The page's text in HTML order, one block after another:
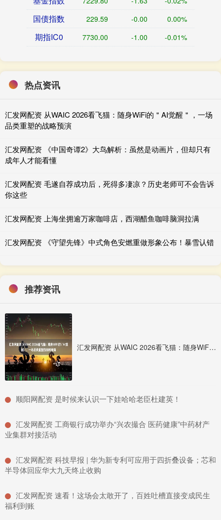
国债指数 229.59 -0.00 0.00%
期指IC0 7730.00 -1.00 -0.01%
热点资讯
汇发网配资 从WAIC 2026看飞猫：随身WiFi的＂AI觉醒＂，一场
品类重塑的战略预演
汇发网配资 《中国奇谭2》大鸟解析：虽然是动画片，但却只有
成年人才能看懂
汇发网配资 毛遂自荐成功后，死得多凄凉？历史老师可不会告诉
你这些
汇发网配资 上海坐拥逾万家咖啡店，西湖醋鱼咖啡脑洞拉满
汇发网配资 《守望先锋》中式角色安燃重做形象公布！暴雪认错
推荐资讯
汇发网配资 从WAIC 2026看飞猫：随身WiFi的＂AI觉醒＂，一场品类重塑的战略预演
​顺阳网配资 是时候来认识一下娃哈哈老臣杜建英！
​汇发网配资 工商银行成功举办“兴农撮合 医药健康”中药材产
业集群对接活动
​汇发网配资 科技早报 | 华为新专利可应用于四折叠设备；芯和
半导体回应华大九天终止收购
​汇发网配资 速看！这场会太敢开了，百姓吐槽直接变成民生
福利到账